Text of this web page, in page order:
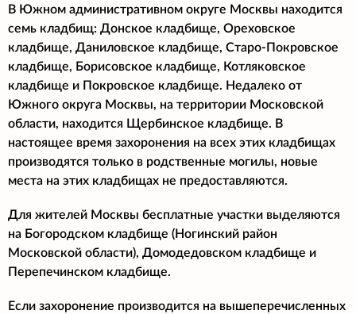
В Южном административном округе Москвы находится
семь кладбищ: Донское кладбище, Ореховское
кладбище, Даниловское кладбище, Старо-Покровское
кладбище, Борисовское кладбище, Котляковское
кладбище и Покровское кладбище. Недалеко от
Южного округа Москвы, на территории Московской
области, находится Щербинское кладбище. В
настоящее время захоронения на всех этих кладбищах
производятся только в родственные могилы, новые
места на этих кладбищах не предоставляются.
Для жителей Москвы бесплатные участки выделяются
на Богородском кладбище (Ногинский район
Московской области), Домодедовском кладбище и
Перепечинском кладбище.
Если захоронение производится на вышеперечисленных